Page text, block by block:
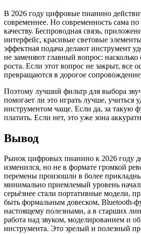
В 2026 году цифровые пианино
современнее. Но современность сама по
качеству. Беспроводная связь,
интерфейс, красивые световые
эффектная подача делают инструмент
не заменяют главный вопрос:
роста. Если этот вопрос не закрыт, все
превращаются в дорогое
Поэтому лучший фильтр для выбора
помогает ли это играть лучше, учиться
инструментом чаще. Если да, за такую
платить. Если нет, это уже зона
Вывод
Рынок цифровых пианино к 2026 году
изменился, но не в формате громкой
перемены произошли в более
минимально приемлемый уровень
серьёзнее стали портативные модели,
быть формальным довеском, Bluetooth-
настоящему полезными, а в старших
работа над звуком, моделированием и
инструмента. Это зрелый и полезный